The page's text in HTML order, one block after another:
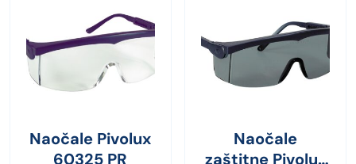
Naočale Pivolux
60325 PR
Naočale
zaštitne Pivolux